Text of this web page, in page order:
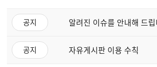
공지 알려진 이슈를 안내해 드
공지 자유게시판 이용 수칙